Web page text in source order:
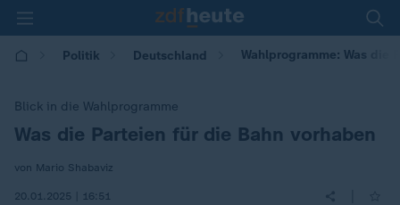
Politik Deutschland Wahlprogramme: Was die
Blick in die Wahlprogramme
:
Was die Parteien für die Bahn vorhaben
von Mario Shabaviz
20.01.2025 | 16:51